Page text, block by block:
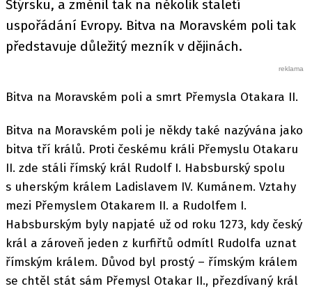
Štýrsku, a změnil tak na několik staletí
uspořádání Evropy. Bitva na Moravském poli tak
představuje důležitý mezník v dějinách.
Bitva na Moravském poli a smrt Přemysla Otakara II.
Bitva na Moravském poli je někdy také nazývána jako
bitva tří králů. Proti českému králi Přemyslu Otakaru
II. zde stáli římský král Rudolf I. Habsburský spolu
s uherským králem Ladislavem IV. Kumánem. Vztahy
mezi Přemyslem Otakarem II. a Rudolfem I.
Habsburským byly napjaté už od roku 1273, kdy český
král a zároveň jeden z kurfiřtů odmítl Rudolfa uznat
římským králem. Důvod byl prostý – římským králem
se chtěl stát sám Přemysl Otakar II., přezdívaný král